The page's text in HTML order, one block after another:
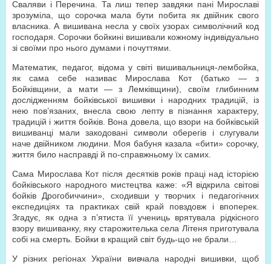
Сваляви і Перечина. Та лиш тепер завдяки пані Мирославі
зрозуміла, що сорочка мала бути побита як двійник свого
власника. А вишивана несла у своїх узорах символічний код
господаря. Сорочки бойкині вишивали кожному індивідуально
зі своїми про нього думами і почуттями.
Математик, педагог, відома у світі вишивальниця-лембойка,
як сама себе називає Мирослава Кот (батько — з
Бойківщини, а мати — з Лемківщини), своїм глибинним
дослідженням бойківської вишивки і народних традицій, із
нею пов’язаних, внесла свою лепту в пізнання характеру,
традицій і життя бойків. Вона довела, що взори на бойківській
вишиванці мали закодовані символи оберегів і слугували
наче двійником людини. Моя бабуня казала «бити» сорочку,
життя било насправді й по-справжньому їх самих.
Сама Мирослава Кот після десятків років праці над історією
бойківського народного мистецтва каже: «Я відкрила світові
бойків Дрогобиччини», сходивши у творчих і педагогічних
експедиціях та практиках свій край повздовж і впоперек.
Згадує, як одна з п’ятиста її учениць врятувала рідкісного
взору вишиванку, яку старожителька села Літеня приготувала
собі на смерть. Бойки в кращий світ будь-що не брали…
У різних регіонах України вивчала народні вишивки, щоб